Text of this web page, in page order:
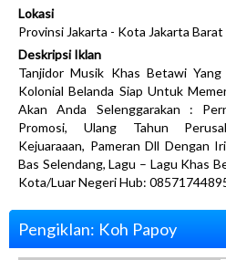
Lokasi
Provinsi Jakarta - Kota Jakarta Barat
Deskripsi Iklan
Tanjidor Musik Khas Betawi
Kolonial Belanda Siap Untuk
Akan Anda Selenggarakan :
Promosi, Ulang Tahun
Kejuaraaan, Pameran Dll Dengan
Bas Selendang, Lagu – Lagu Khas
Kota/Luar Negeri Hub:
Pengiklan: Koh Papoy